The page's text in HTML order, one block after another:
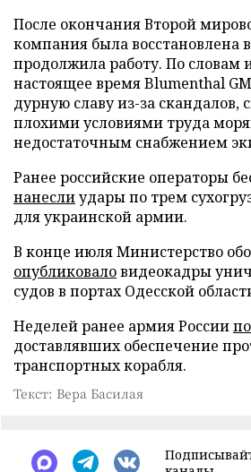
После окончания Второй
компания была восстановлена
продолжила работу. По словам
настоящее время Blumenthal
дурную славу из-за скандалов,
плохими условиями труда
недостаточным снабжением
Ранее российские операторы
нанеслиудары по трем
для украинской армии.
В конце июля Министерство
опубликоваловидеокадры
судов в портах Одесской
Неделей ранее армия России
доставлявших обеспечение
транспортных корабля.
Текст: Вера Басилая